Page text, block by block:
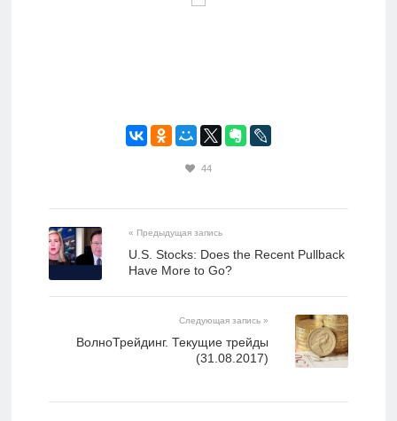
44
« Предыдущая запись
U.S. Stocks: Does the Recent Pullback
Have More to Go?
Следующая запись »
ВолноТрейдинг. Текущие трейды
(31.08.2017)